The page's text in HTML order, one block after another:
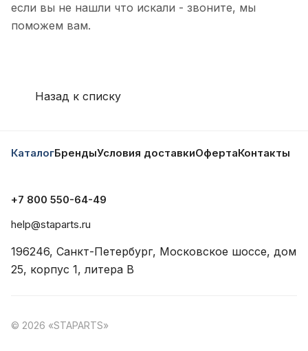
если вы не нашли что искали - звоните, мы
поможем вам.
Назад к списку
КаталогБрендыУсловия доставкиОфертаКонтакты
+7 800 550-64-49
help@staparts.ru
196246, Санкт-Петербург, Московское шоссе, дом
25, корпус 1, литера В
© 2026 «STAPARTS»